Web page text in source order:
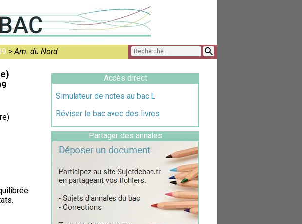
>Am. du Nord
Accès direct
Simulateur de notes au bac L
Réviser le bac avec des livres
Partager des annales